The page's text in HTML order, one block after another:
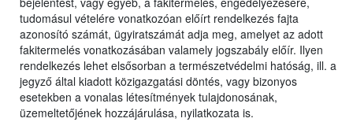
tudomásul vételére vonatkozóan előírt rendelkezés fajta
azonosító számát, ügyiratszámát adja meg, amelyet az adott
fakitermelés vonatkozásában valamely jogszabály előír. Ilyen
rendelkezés lehet elsősorban a természetvédelmi hatóság, ill. a
jegyző által kiadott közigazgatási döntés, vagy bizonyos
esetekben a vonalas létesítmények tulajdonosának,
üzemeltetőjének hozzájárulása, nyilatkozata is.